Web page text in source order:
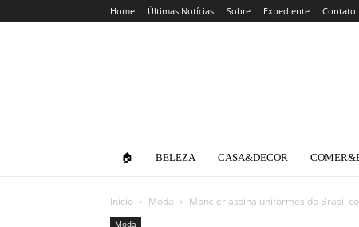
Home Últimas Notícias Sobre Expediente Contato
🏠 BELEZA CASA&DECOR
Início Moda Moncler assina uniformes do Brasil
Moda